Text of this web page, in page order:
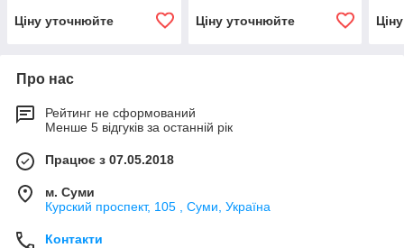
Ціну уточнюйте Ціну уточнюйте
Про нас
Рейтинг не сформований
Менше 5 відгуків за останній рік
Працює з 07.05.2018
м. Суми
Курский проспект, 105 , Суми, Україна
Контакти